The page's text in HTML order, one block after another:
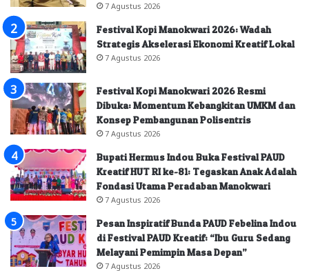
7 Agustus 2026
Festival Kopi Manokwari 2026: Wadah
Strategis Akselerasi Ekonomi Kreatif Lokal
7 Agustus 2026
Festival Kopi Manokwari 2026 Resmi
Dibuka: Momentum Kebangkitan UMKM dan
Konsep Pembangunan Polisentris
7 Agustus 2026
Bupati Hermus Indou Buka Festival PAUD
Kreatif HUT RI ke-81: Tegaskan Anak Adalah
Fondasi Utama Peradaban Manokwari
7 Agustus 2026
Pesan Inspiratif Bunda PAUD Febelina Indou
di Festival PAUD Kreatif: “Ibu Guru Sedang
Melayani Pemimpin Masa Depan”
7 Agustus 2026